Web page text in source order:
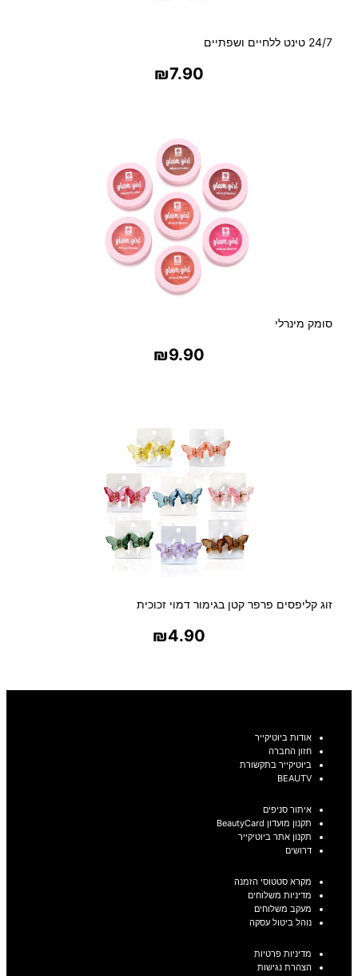
24/7 טינט ללחיים ושפתיים
₪7.90
סומק מינרלי
₪9.90
זוג קליפסים פרפר קטן בגימור דמוי זכוכית
₪4.90
אודות ביוטיקייר
חזון החברה
ביוטיקייר בתקשורת
BEAUTV
איתור סניפים
תקנון מועדון BeautyCard
תקנון אתר ביוטיקייר
דרושים
מקרא סטטוסי הזמנה
מדיניות משלוחים
מעקב משלוחים
נוהל ביטול עסקה
מדיניות פרטיות
הצהרת נגישות